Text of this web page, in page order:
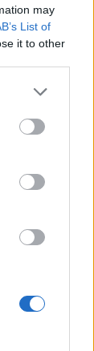
may
List of
it to other
Google
click to
tags to
Google
Μέχρι
άνεμοι
της